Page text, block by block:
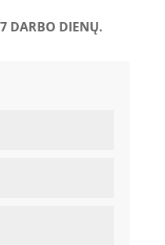
DARBO DIENŲ.